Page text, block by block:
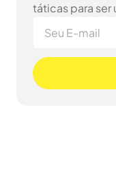
táticas para ser